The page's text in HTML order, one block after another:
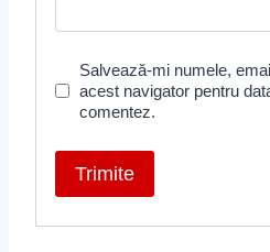
Salvează-mi numele,
acest navigator pentru
comentez.